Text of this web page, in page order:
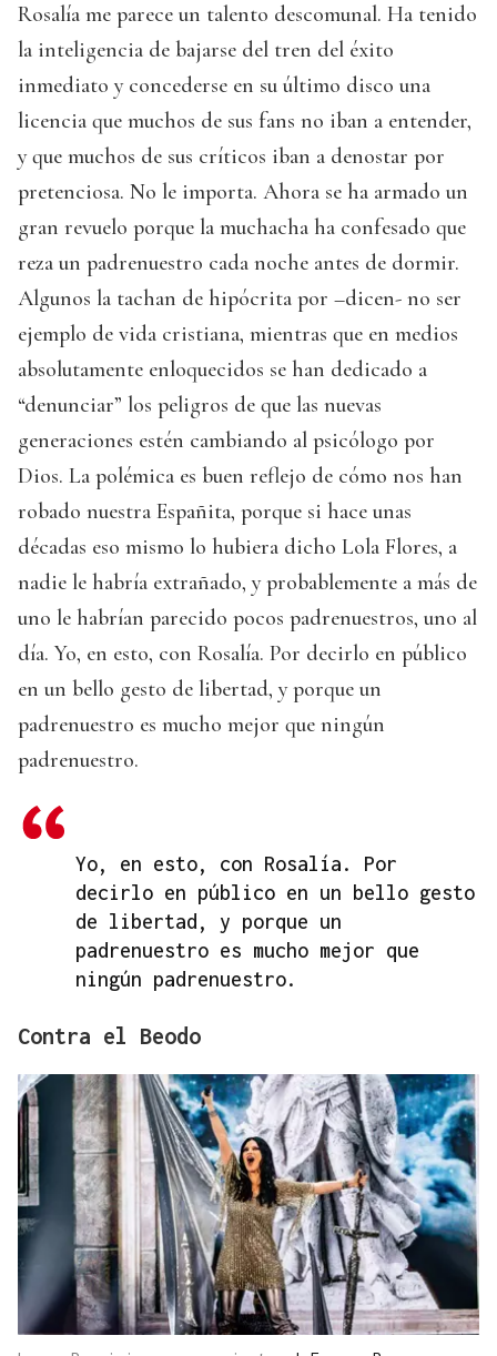
Rosalía me parece un talento descomunal. Ha tenido
la inteligencia de bajarse del tren del éxito
inmediato y concederse en su último disco una
licencia que muchos de sus fans no iban a entender,
y que muchos de sus críticos iban a denostar por
pretenciosa. No le importa. Ahora se ha armado un
gran revuelo porque la muchacha ha confesado que
reza un padrenuestro cada noche antes de dormir.
Algunos la tachan de hipócrita por –dicen- no ser
ejemplo de vida cristiana, mientras que en medios
absolutamente enloquecidos se han dedicado a
“denunciar” los peligros de que las nuevas
generaciones estén cambiando al psicólogo por
Dios. La polémica es buen reflejo de cómo nos han
robado nuestra Españita, porque si hace unas
décadas eso mismo lo hubiera dicho Lola Flores, a
nadie le habría extrañado, y probablemente a más de
uno le habrían parecido pocos padrenuestros, uno al
día. Yo, en esto, con Rosalía. Por decirlo en público
en un bello gesto de libertad, y porque un
padrenuestro es mucho mejor que ningún
padrenuestro.
Yo, en esto, con Rosalía. Por
decirlo en público en un bello gesto
de libertad, y porque un
padrenuestro es mucho mejor que
ningún padrenuestro.
Contra el Beodo